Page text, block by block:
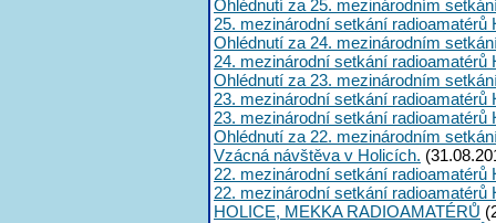
Ohlédnutí za 25. mezinárodním
25. mezinárodní setkání radioamatérů
Ohlédnutí za 24. mezinárodním
24. mezinárodní setkání radioamatérů
Ohlédnutí za 23. mezinárodním
23. mezinárodní setkání
23. mezinárodní setkání radioamatérů
Ohlédnutí za 22. mezinárodním
Vzácná návštěva v Holicích.
22. mezinárodní setkání
22. mezinárodní setkání radioamatérů
HOLICE, MEKKA RADIOAMATÉRŮ